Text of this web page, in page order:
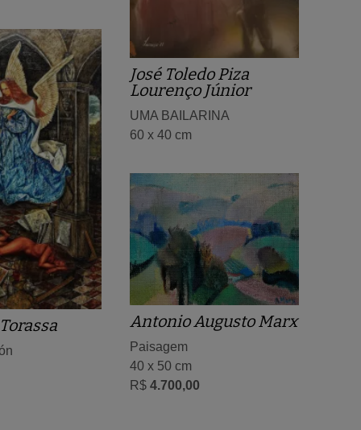
José Toledo Piza
Lourenço Júnior
UMA BAILARINA
60 x 40 cm
Antonio Augusto Marx
Paisagem
40 x 50 cm
R$ 4.700,00